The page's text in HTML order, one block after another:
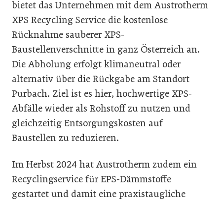
bietet das Unternehmen mit dem Austrotherm
XPS Recycling Service die kostenlose
Rücknahme sauberer XPS-
Baustellenverschnitte in ganz Österreich an.
Die Abholung erfolgt klimaneutral oder
alternativ über die Rückgabe am Standort
Purbach. Ziel ist es hier, hochwertige XPS-
Abfälle wieder als Rohstoff zu nutzen und
gleichzeitig Entsorgungskosten auf
Baustellen zu reduzieren.
Im Herbst 2024 hat Austrotherm zudem ein
Recyclingservice für EPS-Dämmstoffe
gestartet und damit eine praxistaugliche